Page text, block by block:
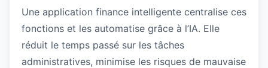
Une application finance intelligente centralise ces
fonctions et les automatise grâce à l’IA. Elle
réduit le temps passé sur les tâches
administratives, minimise les risques de mauvaise